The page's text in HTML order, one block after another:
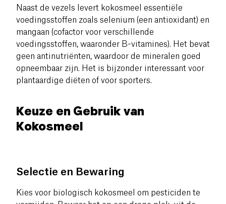
Naast de vezels levert kokosmeel essentiële
voedingsstoffen zoals selenium (een antioxidant) en
mangaan (cofactor voor verschillende
voedingsstoffen, waaronder B-vitamines). Het bevat
geen antinutriënten, waardoor de mineralen goed
opneembaar zijn. Het is bijzonder interessant voor
plantaardige diëten of voor sporters.
Keuze en Gebruik van
Kokosmeel
Selectie en Bewaring
Kies voor biologisch kokosmeel om pesticiden te